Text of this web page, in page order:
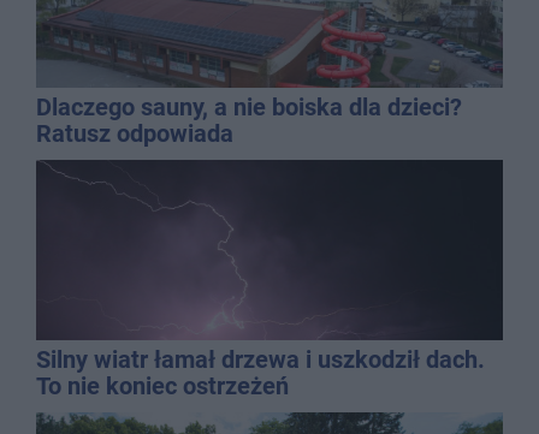
Dlaczego sauny, a nie boiska dla dzieci?
Ratusz odpowiada
Silny wiatr łamał drzewa i uszkodził dach.
To nie koniec ostrzeżeń